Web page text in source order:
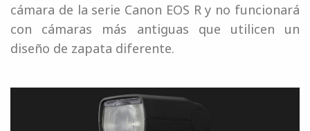
cámara de la serie Canon EOS R y no funcionará
con cámaras más antiguas que utilicen un
diseño de zapata diferente.